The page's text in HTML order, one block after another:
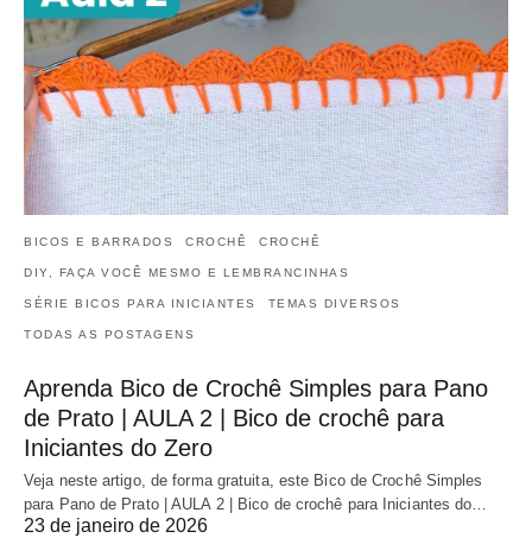
BICOS E BARRADOS CROCHÊ CROCHÊ
DIY, FAÇA VOCÊ MESMO E LEMBRANCINHAS
SÉRIE BICOS PARA INICIANTES TEMAS DIVERSOS
TODAS AS POSTAGENS
Aprenda Bico de Crochê Simples para Pano
de Prato | AULA 2 | Bico de crochê para
Iniciantes do Zero
Veja neste artigo, de forma gratuita, este Bico de Crochê Simples
para Pano de Prato | AULA 2 | Bico de crochê para Iniciantes do…
23 de janeiro de 2026